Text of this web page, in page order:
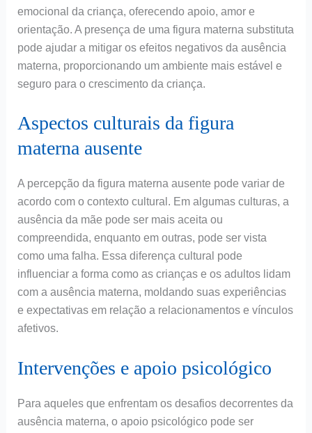
emocional da criança, oferecendo apoio, amor e
orientação. A presença de uma figura materna substituta
pode ajudar a mitigar os efeitos negativos da ausência
materna, proporcionando um ambiente mais estável e
seguro para o crescimento da criança.
Aspectos culturais da figura
materna ausente
A percepção da figura materna ausente pode variar de
acordo com o contexto cultural. Em algumas culturas, a
ausência da mãe pode ser mais aceita ou
compreendida, enquanto em outras, pode ser vista
como uma falha. Essa diferença cultural pode
influenciar a forma como as crianças e os adultos lidam
com a ausência materna, moldando suas experiências
e expectativas em relação a relacionamentos e vínculos
afetivos.
Intervenções e apoio psicológico
Para aqueles que enfrentam os desafios decorrentes da
ausência materna, o apoio psicológico pode ser